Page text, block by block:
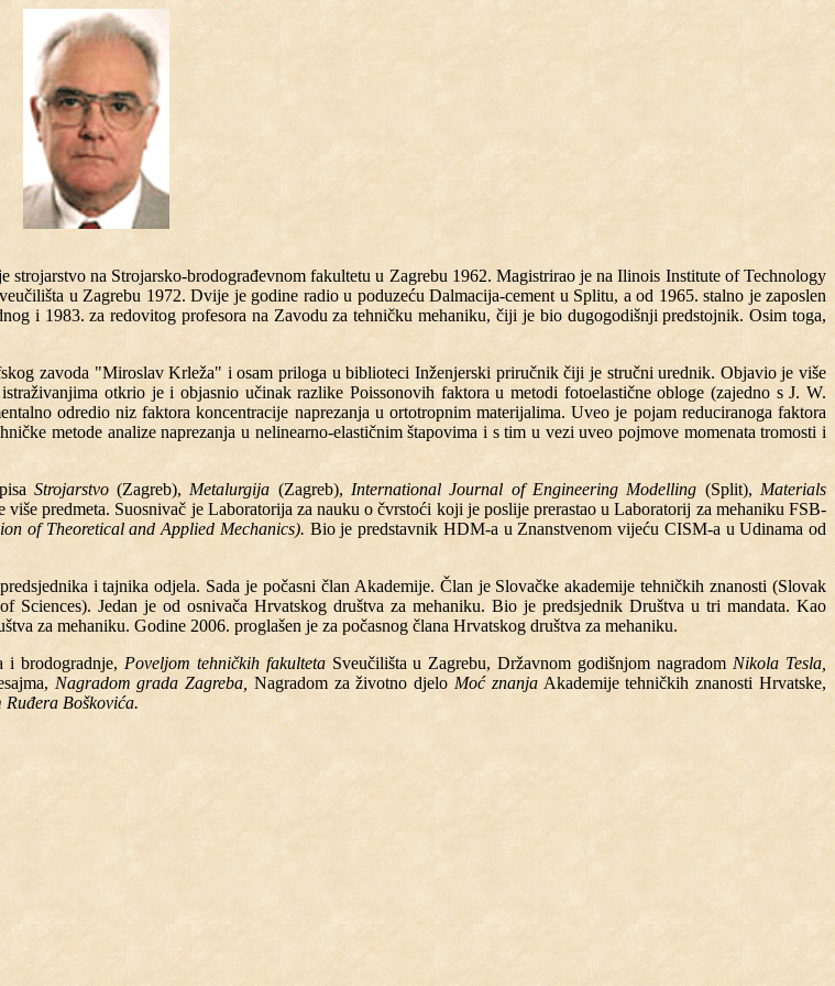
na Strojarsko-brodograđevnom fakultetu u Zagrebu 1962. Magistrirao je na Ilinois Institute of Technology
u Zagrebu 1972. Dvije je godine radio u poduzeću Dalmacija-cement u Splitu, a od 1965. stalno je zaposlen
i 1983. za redovitog profesora na Zavodu za tehničku mehaniku, čiji je bio dugogodišnji predstojnik. Osim toga,
zavoda "Miroslav Krleža" i osam priloga u biblioteci Inženjerski priručnik čiji je stručni urednik. Objavio je više
otkrio je i objasnio učinak razlike Poissonovih faktora u metodi fotoelastične obloge (zajedno s J. W.
odredio niz faktora koncentracije naprezanja u ortotropnim materijalima. Uveo je pojam reduciranoga faktora
metode analize naprezanja u nelinearno-elastičnim štapovima i s tim u vezi uveo pojmove momenata tromosti i
Strojarstvo(Zagreb), Metalurgija (Zagreb), International Journal of Engineering Modelling (Split), Materials
predmeta. Suosnivač je Laboratorija za nauku o čvrstoći koji je poslije prerastao u Laboratorij za mehaniku FSB-
of Theoretical and Applied Mechanics). Bio je predstavnik HDM-a u Znanstvenom vijeću CISM-a u Udinama od
i tajnika odjela. Sada je počasni član Akademije. Član je Slovačke akademije tehničkih znanosti (Slovak
Sciences). Jedan je od osnivača Hrvatskog društva za mehaniku. Bio je predsjednik Društva u tri mandata. Kao
za mehaniku. Godine 2006. proglašen je za počasnog člana Hrvatskog društva za mehaniku.
i brodogradnje, Poveljom tehničkih fakultetaSveučilišta u Zagrebu, Državnom godišnjom nagradom Nikola Tesla,
Nagradom grada Zagreba, Nagradom za životno djelo Moć znanjaAkademije tehničkih znanosti Hrvatske,
Ruđera Boškovića.